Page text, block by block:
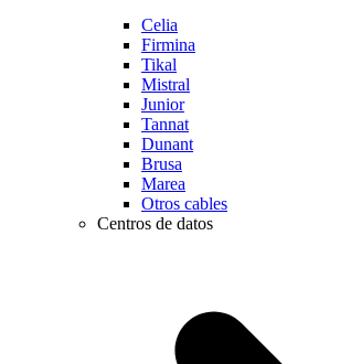
Celia
Firmina
Tikal
Mistral
Junior
Tannat
Dunant
Brusa
Marea
Otros cables
Centros de datos